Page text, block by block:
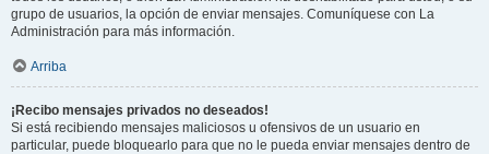
grupo de usuarios, la opción de enviar mensajes. Comuníquese con La
Administración para más información.
Arriba
¡Recibo mensajes privados no deseados!
Si está recibiendo mensajes maliciosos u ofensivos de un usuario en
particular, puede bloquearlo para que no le pueda enviar mensajes dentro de